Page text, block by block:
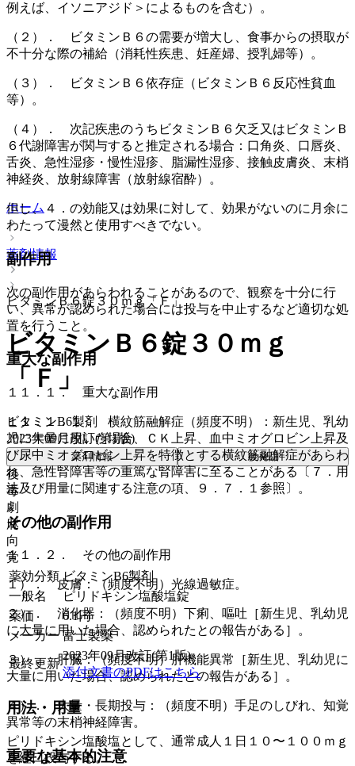
例えば、イソニアジド＞によるものを含む）。
（２）． ビタミンＢ６の需要が増大し、食事からの摂取が
不十分な際の補給（消耗性疾患、妊産婦、授乳婦等）。
（３）． ビタミンＢ６依存症（ビタミンＢ６反応性貧血
等）。
（４）． 次記疾患のうちビタミンＢ６欠乏又はビタミンＢ
６代謝障害が関与すると推定される場合：口角炎、口唇炎、
舌炎、急性湿疹・慢性湿疹、脂漏性湿疹、接触皮膚炎、末梢
神経炎、放射線障害（放射線宿酔）。
但し、４．の効能又は効果に対して、効果がないのに月余に
わたって漫然と使用すべきでない。
副作用
次の副作用があらわれることがあるので、観察を十分に行
い、異常が認められた場合には投与を中止するなど適切な処
置を行うこと。
重大な副作用
１１．１． 重大な副作用
１１．１．１． 横紋筋融解症（頻度不明）：新生児、乳幼
児に大量に用いた場合、ＣＫ上昇、血中ミオグロビン上昇及
び尿中ミオグロビン上昇を特徴とする横紋筋融解症があらわ
れ、急性腎障害等の重篤な腎障害に至ることがある〔７．用
法及び用量に関連する注意の項、９．７．１参照〕。
その他の副作用
１１．２． その他の副作用
１）． 皮膚：（頻度不明）光線過敏症。
２）． 消化器：（頻度不明）下痢、嘔吐［新生児、乳幼児
に大量に用いた場合、認められたとの報告がある］。
３）． 肝臓：（頻度不明）肝機能異常［新生児、乳幼児に
大量に用いた場合、認められたとの報告がある］。
４）． 大量・長期投与：（頻度不明）手足のしびれ、知覚
異常等の末梢神経障害。
重要な基本的注意
ホーム
薬剤情報
ビタミンＢ６錠３０ｍｇ「Ｆ」
ビタミンＢ６錠３０ｍｇ
「Ｆ」
ビタミンB6製剤
2023年09月改訂(第1版)
薬剤情報 後発品
後
毒
劇
麻
向
覚
薬効分類 ビタミンB6製剤
一般名
ピリドキシン塩酸塩錠
薬価
6.1円
メーカー 富士製薬
最終更新
2023年09月改訂(第1版)
添付文書のPDFはこちら
用法・用量
ピリドキシン塩酸塩として、通常成人１日１０〜１００ｍｇ
を経口投与する。